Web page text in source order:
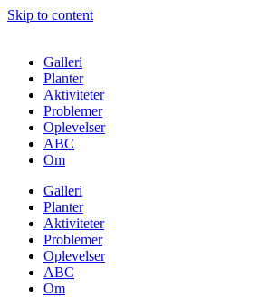
Skip to content
Galleri
Planter
Aktiviteter
Problemer
Oplevelser
ABC
Om
Galleri
Planter
Aktiviteter
Problemer
Oplevelser
ABC
Om